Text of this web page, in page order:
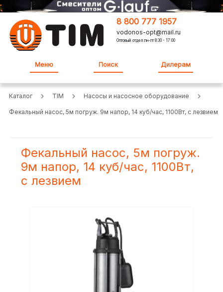
8 800 777 1957
vodonos-opt@mail.ru
Оптовый отдел:пн-пт 8:30 - 17:00
Меню Поиск Дилерам
Каталог TIM Насосы и насосное оборудование
Фекальный насос, 5м погруж. 9м напор, 14 куб/час, 1100Вт, с лезвием
Фекальный насос, 5м погруж.
9м напор, 14 куб/час, 1100Вт,
с лезвием